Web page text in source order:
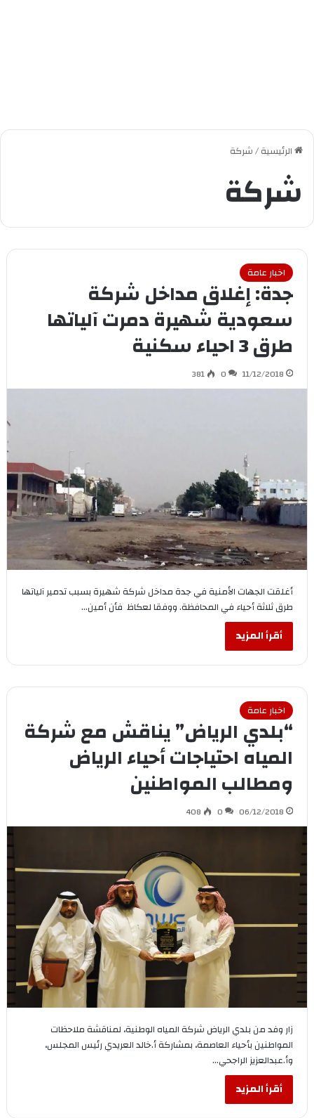
الرئيسية/شركة
شركة
اخبار عامة
جدة: إغلاق مداخل شركة
سعودية شهيرة دمرت آلياتها
طرق 3 احياء سكنية
11/12/2018
0
381
أغلقت الجهات الأمنية في جدة مداخل شركة شهيرة بسبب تدمير آلياتها
طرق ثلاثة أحياء في المحافظة. ووفقا لعكاظ فأن أمين…
أقرأ المزيد
اخبار عامة
“بلدي الرياض” يناقش مع شركة
المياه احتياجات أحياء الرياض
ومطالب المواطنين
06/12/2018
0
408
زار وفد من بلدي الرياض شركة المياه الوطنية، لمناقشة ملاحظات
المواطنين بأحياء العاصمة، بمشاركة أ.خالد العريدي رئيس المجلس،
وأ.عبدالعزيز الراجحي…
أقرأ المزيد